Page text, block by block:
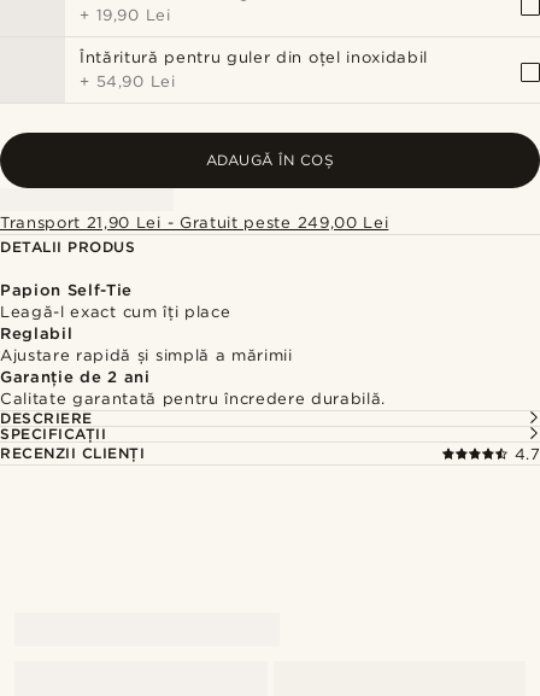
+ 19,90 Lei
Întăritură pentru guler din oțel inoxidabil
+ 54,90 Lei
ADAUGĂ ÎN COȘ
Transport 21,90 Lei - Gratuit peste 249,00 Lei
DETALII PRODUS
Papion Self-Tie
Leagă-l exact cum îți place
Reglabil
Ajustare rapidă și simplă a mărimii
Garanție de 2 ani
Calitate garantată pentru încredere durabilă.
DESCRIERE
SPECIFICAȚII
RECENZII CLIENȚI
4.7